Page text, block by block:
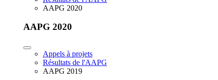
AAPG 2020
AAPG 2020
Appels à projets
Résultats de l'AAPG
AAPG 2019